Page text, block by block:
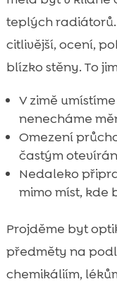
teplých radiátorů.
citlivější, ocení,
blízko stěny. To
V zimě
nenecháme
Omezení
častým
Nedaleko
mimo míst, kde
Projděme byt
předměty na
chemikáliím,